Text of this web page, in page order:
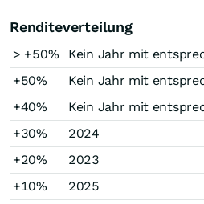
Renditeverteilung
> +50%
Kein Jahr mit
+50%
Kein Jahr mit
+40%
Kein Jahr mit
+30%
2024
+20%
2023
+10%
2025